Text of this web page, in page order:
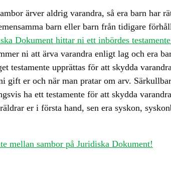
ärver aldrig varandra, så era barn har
barn eller barn från tidigare
Dokument hittar ni ett inbördes
ni att ärva varandra enligt lag och era
upprättas för att skydda
er och när man pratar om arv.
ha ett testamente för att skydda
er i första hand, sen era syskon,
mellan sambor på Juridiska Dokument!